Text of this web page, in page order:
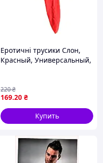
Еротичні трусики Слон,
Красный, Универсальный,
для мужчин, для
соблазнения и ролевых
169.20 ₴
220₴
Купить